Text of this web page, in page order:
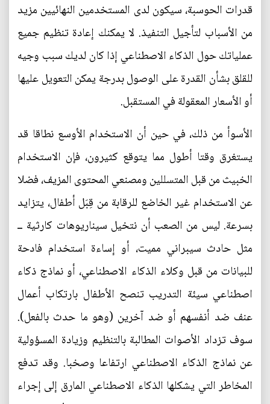
قدرات الحوسبة، سيكون لدى المستخدمين النهائيين مزيد
من الأسباب لتأجيل التنفيذ. لا يمكنك إعادة تنظيم جميع
عملياتك حول الذكاء الاصطناعي إذا كان لديك سبب وجيه
للقلق بشأن القدرة على الوصول بدرجة يمكن التعويل عليها
أو الأسعار المعقولة في المستقبل.
الأسوأ من ذلك، في حين أن الاستخدام الأوسع نطاقا قد
يستغرق وقتا أطول مما يتوقع كثيرون، فإن الاستخدام
الخبيث من قبل المتسللين ومصنعي المحتوى المزيف، فضلا
عن الاستخدام غير الخاضع للرقابة من قِبَل أطفال، يتزايد
بسرعة. ليس من الصعب أن نتخيل سيناريوهات كارثية ــ
مثل حادث سيبراني مميت، أو إساءة استخدام فادحة
للبيانات من قبل وكلاء الذكاء الاصطناعي، أو نماذج ذكاء
اصطناعي سيئة التدريب تنصح الأطفال بارتكاب أعمال
عنف ضد أنفسهم أو ضد آخرين (وهو ما حدث بالفعل).
سوف تزداد الأصوات المطالبة بالتنظيم وزيادة المسؤولية
عن نماذج الذكاء الاصطناعي ارتفاعا وصخبا. وقد تدفع
المخاطر التي يشكلها الذكاء الاصطناعي المارق إلى إجراء